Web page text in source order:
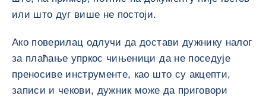
или што дуг више не постоји.
Ако поверилац одлучи да достави дужнику налог
за плаћање упркос чињеници да не поседује
преносиве инструменте, као што су акцепти,
записи и чекови, дужник може да приговори